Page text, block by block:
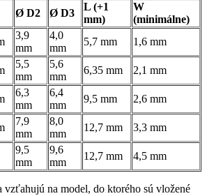
Ø D2 Ø D3
L (+1
mm)
W
(minimálne)
3,9
mm
4,0
mm
5,7 mm 1,6 mm
5,5
mm
5,6
mm
6,35 mm 2,1 mm
6,3
mm
6,4
mm
9,5 mm 2,6 mm
7,9
mm
8,0
mm
12,7 mm 3,3 mm
9,5
mm
9,6
mm
12,7 mm 4,5 mm
vzťahujú na model, do ktorého sú vložené